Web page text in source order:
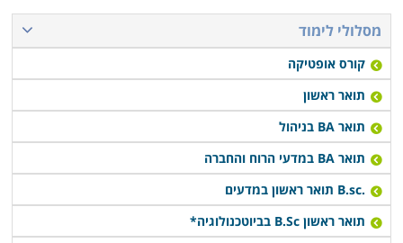
מסלולי לימוד
קורס אופטיקה
תואר ראשון
תואר BA בניהול
תואר BA במדעי הרוח והחברה
.B.sc תואר ראשון במדעים
תואר ראשון B.Sc בביוטכנולוגיה*